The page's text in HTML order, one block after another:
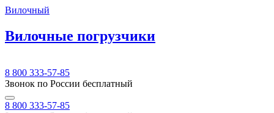
Вилочный
Вилочные погрузчики
8 800 333-57-85
Звонок по России бесплатный
8 800 333-57-85